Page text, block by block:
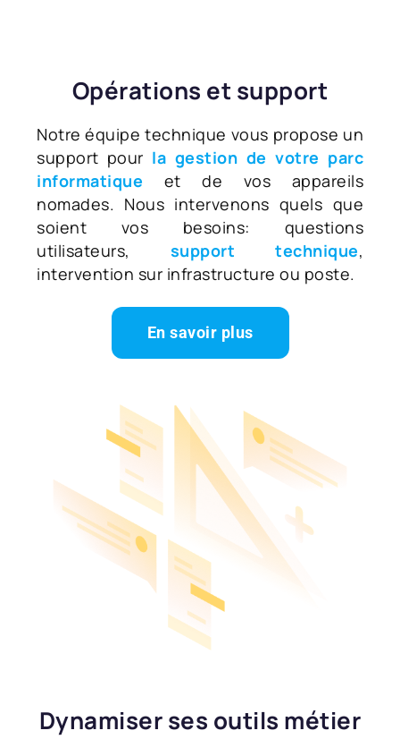
Opérations et support
Notre équipe technique vous propose un
support pour la gestion de votre parc
informatique et de vos appareils
nomades. Nous intervenons quels que
soient vos besoins: questions
utilisateurs, support technique,
intervention sur infrastructure ou poste.
En savoir plus
Dynamiser ses outils métier